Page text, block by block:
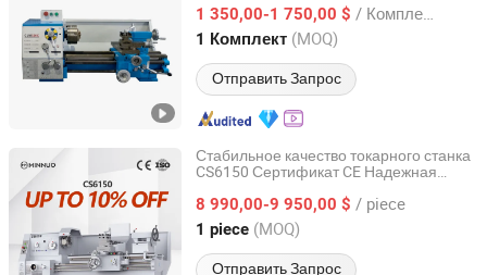
токарный станок
1 350,00-1 750,00 $ / Комплект
1 Комплект (MOQ)
Отправить Запрос
Anhui, China с 2015
Стабильное качество токарного станка
CS6150 Сертификат CE Надежная
металлообрабатывающего станка
8 990,00-9 950,00 $ / piece
1 piece (MOQ)
Отправить Запрос
Jiangsu Minnuo Group Co., Ltd.
Jiangsu, China с 2025